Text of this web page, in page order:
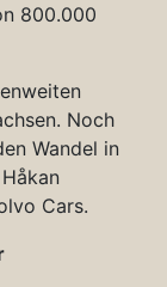
800.000
Noch
Wandel in
Cars.